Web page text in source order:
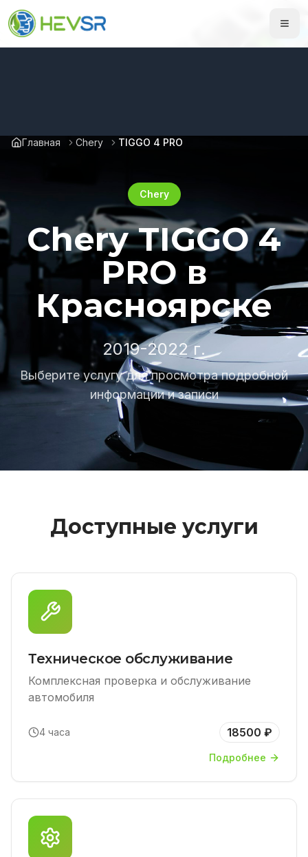
Главная Chery TIGGO 4 PRO
Chery
Chery TIGGO 4
PRO в
Красноярске
2019-2022 г.
Выберите услугу для просмотра подробной
информации и записи
Доступные услуги
Техническое обслуживание
Комплексная проверка и обслуживание
автомобиля
4 часа 18500 ₽
Подробнее